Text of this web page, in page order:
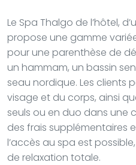
Le Spa Thalgo de l’hôtel,
propose une gamme
pour une parenthèse de
un hammam, un bassin
seau nordique. Les clients
visage et du corps, ainsi
seuls ou en duo dans une
des frais supplémentaires
l’accès au spa est
de relaxation totale.